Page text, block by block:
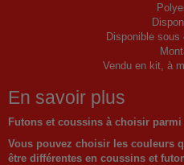
Disponible sous
Vendu en kit, à
En savoir plus
Futons et coussins à choisir
Vous pouvez choisir les couleurs
être différentes en coussins et